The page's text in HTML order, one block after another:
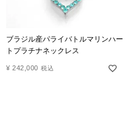
ブラジル産パライバトルマリンハー
トプラチナネックレス
¥ 242,000 税込